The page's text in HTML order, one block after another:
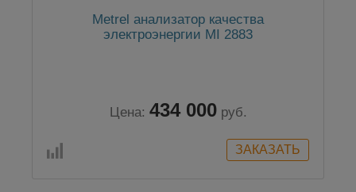
Metrel анализатор качества
электроэнергии MI 2883
Цена: 434 000 руб.